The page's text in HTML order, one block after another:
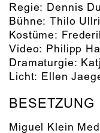
Regie: Dennis
Bühne:Thilo
Kostüme:
Video: Philipp
Dramaturgie:
Licht: Ellen
BESETZUNG
Miguel Klein